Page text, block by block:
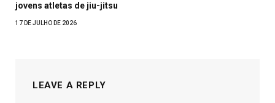
jovens atletas de jiu-jitsu
17 DE JULHO DE 2026
LEAVE A REPLY